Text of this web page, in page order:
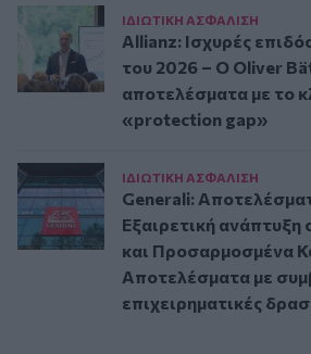
ΙΔΙΩΤΙΚΗ ΑΣΦAΛΙΣΗ
Allianz: Ισχυρές
του 2026 – Ο Oliver
αποτελέσματα με το
«protection gap»
ΙΔΙΩΤΙΚΗ ΑΣΦAΛΙΣΗ
Generali:
Εξαιρετική ανάπτυξη
και Προσαρμοσμένα
Αποτελέσματα με
επιχειρηματικές